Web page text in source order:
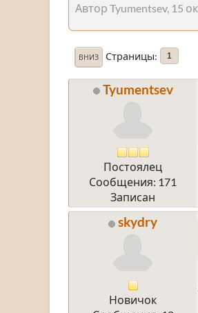
Автор Tyumentsev, 15
ВНИЗ Страницы 1
Tyumentsev
Постоялец
Сообщения: 171
Записан
skydry
Новичок